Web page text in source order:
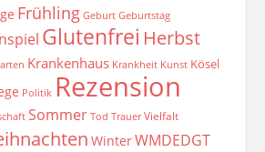
Frühling Geburt Geburtstag
Glutenfrei Herbst
Krankenhaus Krankheit Kunst Kösel
Politik Rezension
Sommer Tod Trauer Vielfalt
WinterWMDEDGT